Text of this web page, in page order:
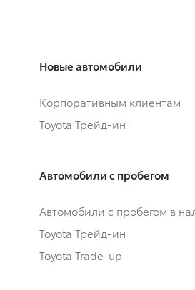
Новые автомобили
Корпоративным клиентам
Toyota Трейд-ин
Автомобили с пробегом
Автомобили с пробегом в
Toyota Трейд-ин
Toyota Trade-up